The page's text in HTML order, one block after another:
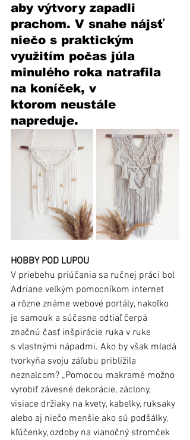
aby výtvory zapadli
prachom. V snahe nájsť
niečo s praktickým
využitím počas júla
minulého roka natrafila
na koníček, v
ktorom neustále
napreduje.
HOBBY POD LUPOU
V priebehu priúčania sa ručnej práci bol
Adriane veľkým pomocníkom internet
a rôzne známe webové portály, nakoľko
je samouk a súčasne odtiaľ čerpá
značnú časť inšpirácie ruka v ruke
s vlastnými nápadmi. Ako by však mladá
tvorkyňa svoju záľubu priblížila
neznalcom? „Pomocou makramé možno
vyrobiť závesné dekorácie, záclony,
visiace držiaky na kvety, kabelky, ruksaky
alebo aj niečo menšie ako sú podšálky,
kľúčenky, ozdoby na vianočný stromček